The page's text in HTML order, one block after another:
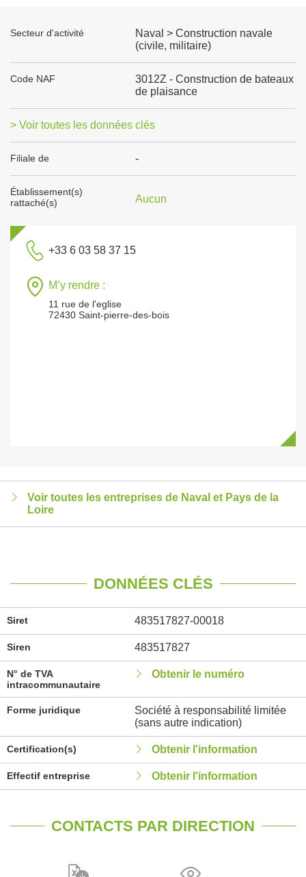
Secteur d'activité
Naval > Construction navale
(civile, militaire)
Code NAF
3012Z - Construction de bateaux
de plaisance
> Voir toutes les données clés
Filiale de -
Établissement(s)
rattaché(s)
Aucun
+33 6 03 58 37 15
M’y rendre :
11 rue de l'eglise
72430 Saint-pierre-des-bois
Voir toutes les entreprises de Naval et Pays de la
Loire
DONNÉES CLÉS
Siret 483517827-00018
Siren 483517827
N° de TVA
intracommunautaire
Obtenir le numéro
Forme juridique
Société à responsabilité limitée
(sans autre indication)
Certification(s) Obtenir l'information
Effectif entreprise Obtenir l'information
CONTACTS PAR DIRECTION